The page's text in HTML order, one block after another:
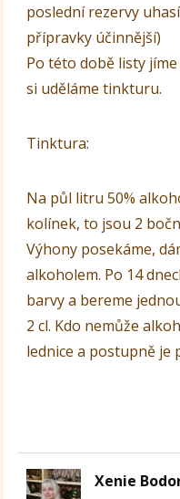
poslední rezervy
přípravky účinnější)
Po této době listy
si uděláme tinkturu.
Tinktura:
Na půl litru 50%
kolínek, to jsou 2
Výhony posekáme,
alkoholem. Po 14
barvy a bereme
2 cl. Kdo nemůže
lednice a postupně je
Xenie